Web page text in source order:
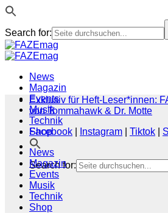
Search for:
Zum
Inhalt
News
Magazin
Events
Musik
Technik
Shop
Search for:
Exklusiv für Heft-Leser*innen:
von Tommahawk & Dr. Motte
Facebook
Instagram Tiktok
News
Magazin
Events
Musik
Technik
Shop